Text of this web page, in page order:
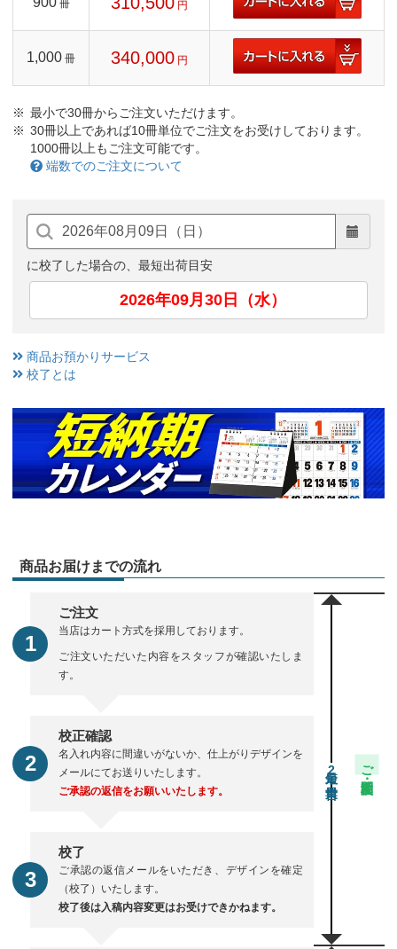
冊 円
1,000 冊 340,000 円
最小で30冊からご注文いただけます。
30冊以上であれば10冊単位でご注文をお受けしております。
1000冊以上もご注文可能です。
端数でのご注文について
に校了した場合の、最短出荷目安
2026年09月30日（水）
商品お預かりサービス
校了とは
商品お届けまでの流れ
ご注文
当店はカート方式を採用しております。
ご注文いただいた内容をスタッフが確認いたしま
す。
校正確認
名入れ内容に間違いがないか、仕上がりデザインを
メールにてお送りいたします。
ご承認の返信をお願いいたします。
校了
ご承認の返信メールをいただき、デザインを確定
（校了）いたします。
校了後は入稿内容変更はお受けできかねます。
2 ご注文・校正期間